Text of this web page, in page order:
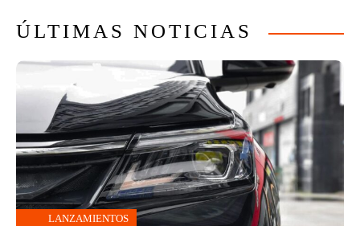
ÚLTIMAS NOTICIAS
LANZAMIENTOS